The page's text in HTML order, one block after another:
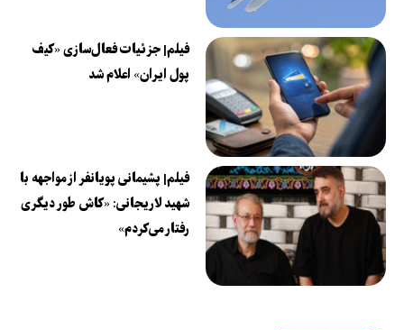
فیلم| جزئیات فعال‌سازی «کیف
پول ایران» اعلام شد
فیلم| پشیمانی پویانفر از مواجهه با
شهید لاریجانی: «کاش طور دیگری
رفتار می‌کردم»